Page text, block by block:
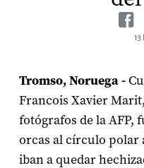
13
Tromso, Noruega -
Francois Xavier
fotógrafos de la AFP,
orcas al círculo polar
iban a quedar